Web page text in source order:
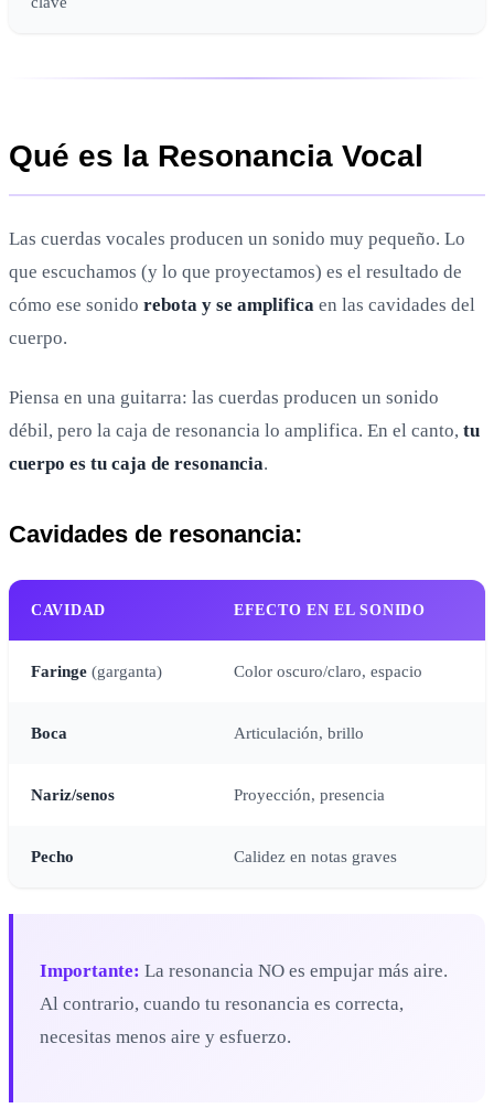
Qué es la Resonancia Vocal
Las cuerdas vocales producen un sonido muy pequeño. Lo
que escuchamos (y lo que proyectamos) es el resultado de
cómo ese sonido rebota y se amplifica en las cavidades del
cuerpo.
Piensa en una guitarra: las cuerdas producen un sonido
débil, pero la caja de resonancia lo amplifica. En el canto, tu
cuerpo es tu caja de resonancia.
Cavidades de resonancia:
CAVIDAD EFECTO EN EL SONIDO
Faringe (garganta) Color oscuro/claro, espacio
Boca Articulación, brillo
Nariz/senos Proyección, presencia
Pecho Calidez en notas graves
Importante: La resonancia NO es empujar más aire.
Al contrario, cuando tu resonancia es correcta,
necesitas menos aire y esfuerzo.